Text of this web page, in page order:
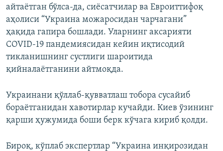
айтаётган бўлса-да, сиёсатчилар ва Евроиттифоқ
аҳолиси “Украина можаросидан чарчагани”
ҳақида гапира бошлади. Уларнинг аксарияти
CОVID-19 пандемиясидан кейин иқтисодий
тикланишнинг сустлиги шароитида
қийналаётганини айтмоқда.
Украинани қўллаб-қувватлаш тобора сусайиб
бораётганидан хавотирлар кучайди. Киев ўзининг
қарши ҳужумида боши берк кўчага кириб қолди.
Бироқ, кўплаб экспертлар “Украина инқирозидан